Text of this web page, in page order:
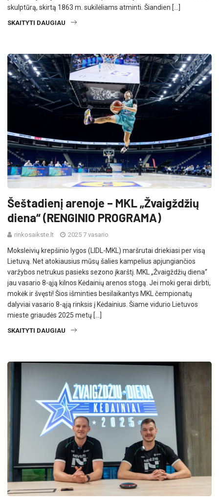
skulptūrą, skirtą 1863 m. sukilėliams atminti. Šiandien […]
SKAITYTI DAUGIAU
Šeštadienį arenoje – MKL „Žvaigždžių
diena“ (RENGINIO PROGRAMA)
rinkosaikste.lt 2025 7 vasario
Moksleivių krepšinio lygos (LIDL-MKL) maršrutai driekiasi per visą
Lietuvą. Net atokiausius mūsų šalies kampelius apjungiančios
varžybos netrukus pasieks sezono įkarštį. MKL „Žvaigždžių diena“
jau vasario 8-ąją kilnos Kėdainių arenos stogą. Jei moki gerai dirbti,
mokėk ir švęsti! Šios išminties besilaikantys MKL čempionatų
dalyviai vasario 8-ąją rinksis į Kėdainius. Šiame vidurio Lietuvos
mieste griaudės 2025 metų […]
SKAITYTI DAUGIAU